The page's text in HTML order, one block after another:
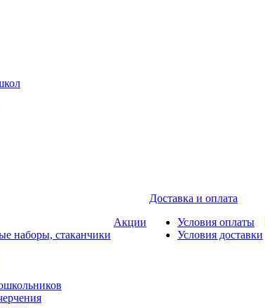
наборы, стаканчики
Акции
Доставка и оплата
Условия оплаты
Условия доставки